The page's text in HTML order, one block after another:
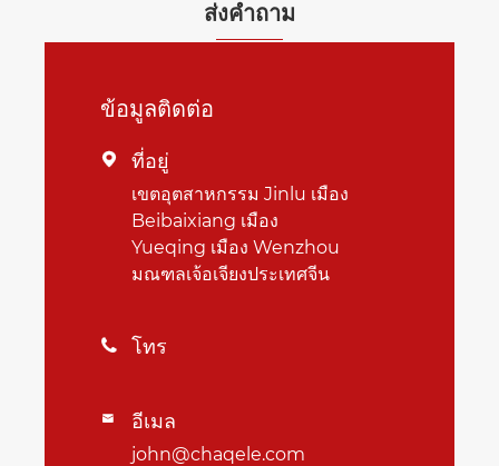
ส่งคำถาม
ข้อมูลติดต่อ
 ที่อยู่
เขตอุตสาหกรรม Jinlu เมือง
Beibaixiang เมือง
Yueqing เมือง Wenzhou
มณฑลเจ้อเจียงประเทศจีน
 โทร
 อีเมล
john@chaqele.com